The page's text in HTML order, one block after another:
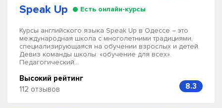
Speak Up Есть онлайн-курсы
Курсы английского языка Speak Up в Одессе – это
международная школа с многолетними традициями,
специализирующаяся на обучении взрослых и детей.
Девиз команды школы: «обучение для всех».
Педагогический...
Высокий рейтинг
112 отзывов
8.3